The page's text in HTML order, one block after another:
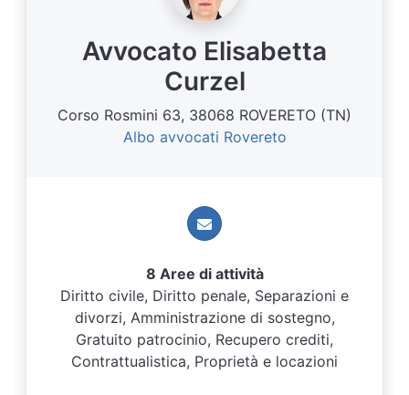
Avvocato Elisabetta
Curzel
Corso Rosmini 63, 38068 ROVERETO (TN)
Albo avvocati Rovereto
8 Aree di attività
Diritto civile, Diritto penale, Separazioni e
divorzi, Amministrazione di sostegno,
Gratuito patrocinio, Recupero crediti,
Contrattualistica, Proprietà e locazioni